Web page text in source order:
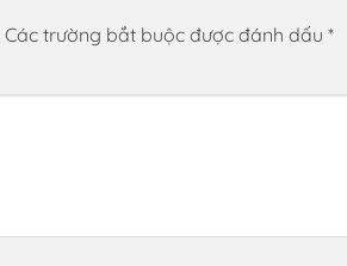
Các trường bắt buộc được đánh dấu *